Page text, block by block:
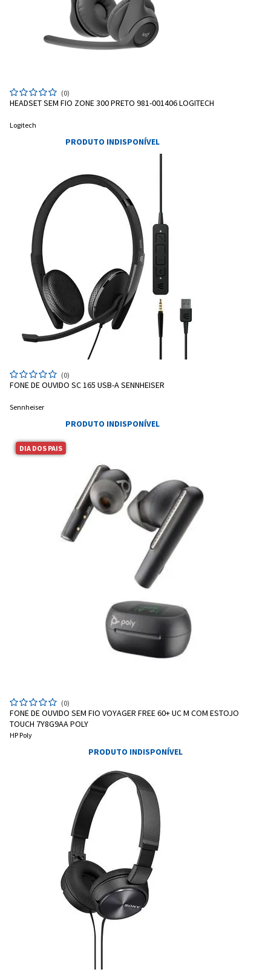
Entrega Flash
Entendi
Entendi
Entendi
Retire na Loja
Entendi
(0)
HEADSET SEM FIO ZONE 300 PRETO 981-001406 LOGITECH
Logitech
PRODUTO INDISPONÍVEL
(0)
FONE DE OUVIDO SC 165 USB-A SENNHEISER
Sennheiser
PRODUTO INDISPONÍVEL
DIA DOS PAIS
(0)
FONE DE OUVIDO SEM FIO VOYAGER FREE 60+ UC M COM ESTOJO
TOUCH 7Y8G9AA POLY
HP Poly
PRODUTO INDISPONÍVEL